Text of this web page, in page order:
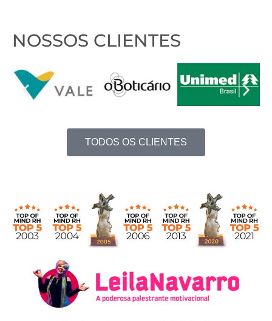
NOSSOS CLIENTES
TODOS OS CLIENTES